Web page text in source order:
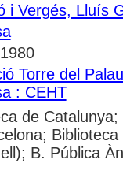
i Vergés, Lluís
Torre del Palau
: CEHT
de
B. Pública